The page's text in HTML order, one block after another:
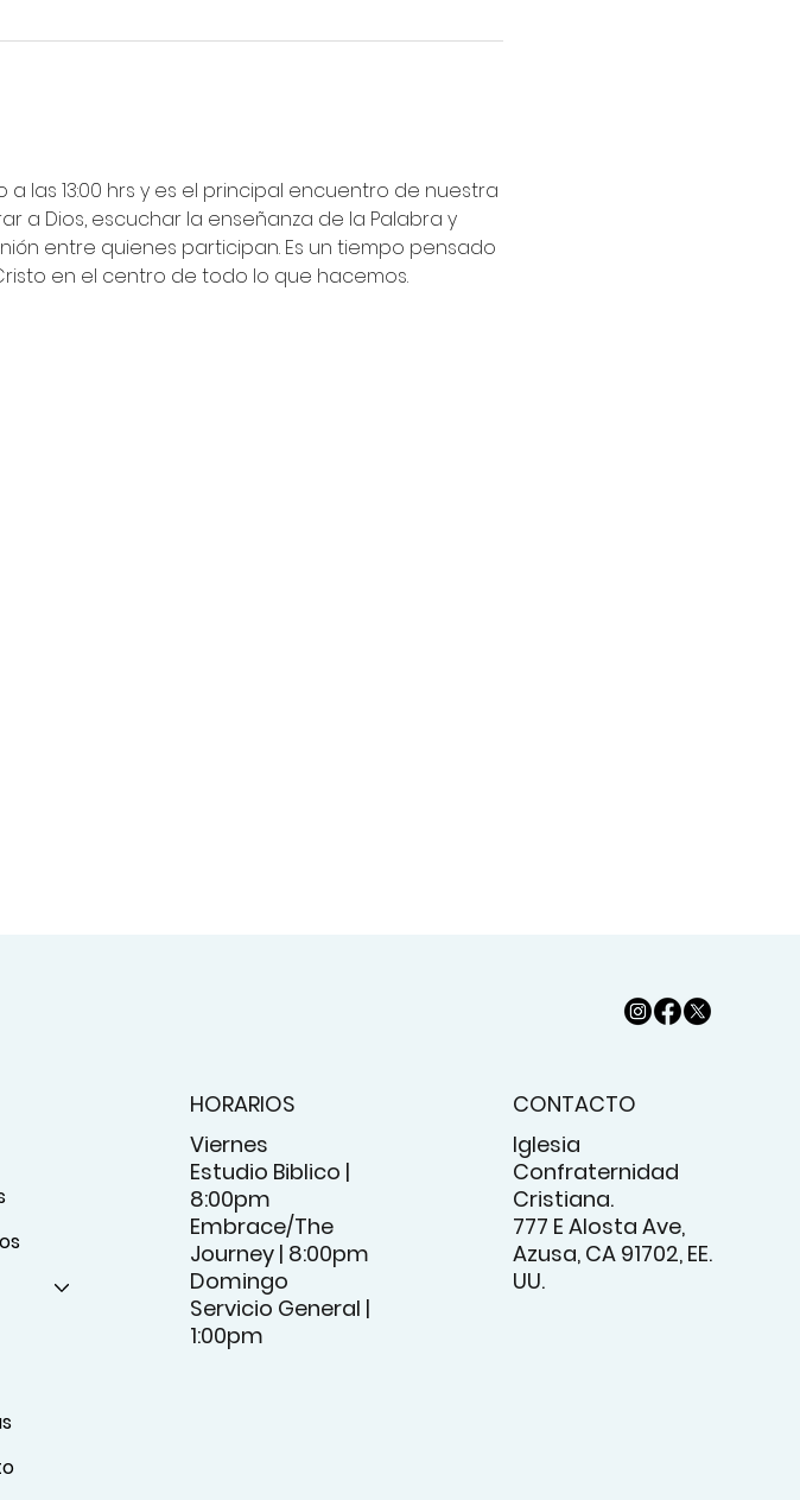
las 13:00 hrs y es el principal encuentro de nuestra
a Dios, escuchar la enseñanza de la Palabra y
entre quienes participan. Es un tiempo pensado
en el centro de todo lo que hacemos.
HORARIOS
Viernes
Estudio Biblico |
8:00pm
Embrace/The
Journey | 8:00pm
Domingo
Servicio General |
1:00pm
CONTACTO
Iglesia
Confraternidad
Cristiana.
777 E Alosta Ave,
Azusa, CA 91702, EE.
UU.